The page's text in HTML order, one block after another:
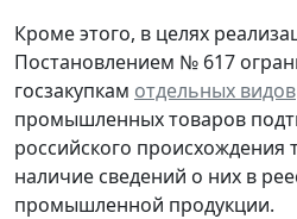
Кроме этого, в целях
Постановлением № 617
госзакупкам отдельных видов
промышленных товаров
российского происхождения
наличие сведений о них в
промышленной продукции.